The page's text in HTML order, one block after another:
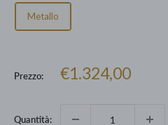
Metallo
Prezzo:
Prezzo
€1.324,00
Quantità: